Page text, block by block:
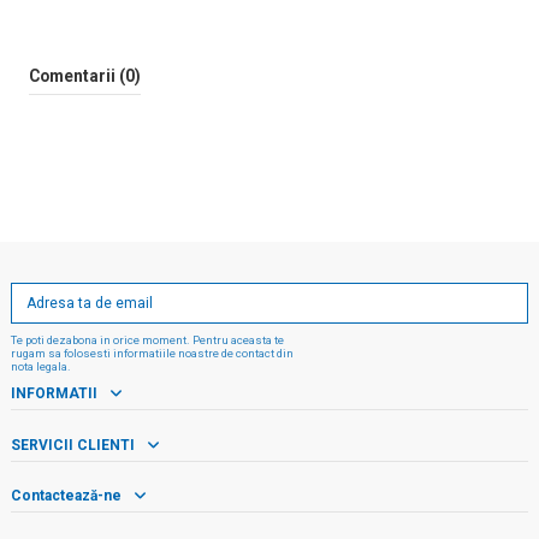
Comentarii (0)
Te poti dezabona in orice moment. Pentru aceasta te
rugam sa folosesti informatiile noastre de contact din
nota legala.
INFORMATII
SERVICII CLIENTI
Contactează-ne